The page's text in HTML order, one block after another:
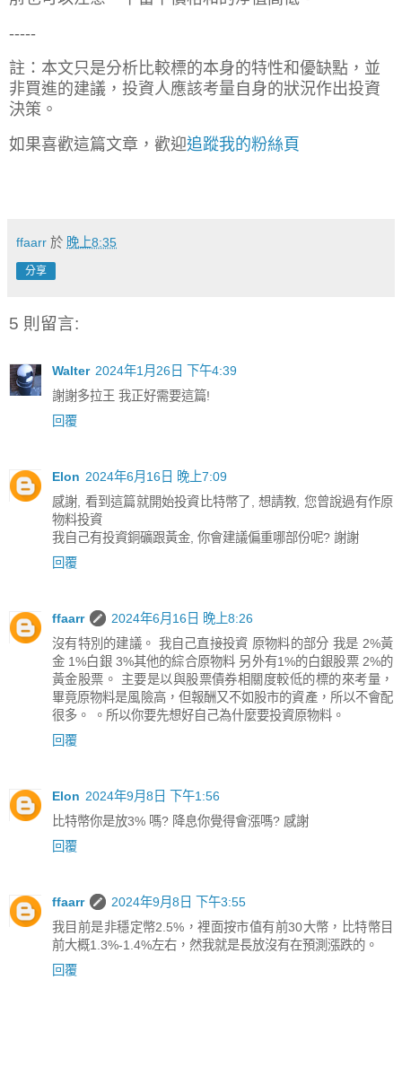
-----
註：本文只是分析比較標的本身的特性和優缺點，並
非買進的建議，投資人應該考量自身的狀況作出投資
決策。
如果喜歡這篇文章，歡迎追蹤我的粉絲頁
ffaarr 於 晚上8:35
分享
5 則留言:
Walter 2024年1月26日 下午4:39
謝謝多拉王 我正好需要這篇!
回覆
Elon 2024年6月16日 晚上7:09
感謝, 看到這篇就開始投資比特幣了, 想請教, 您曾說過有作原
物料投資
我自己有投資銅礦跟黃金, 你會建議偏重哪部份呢? 謝謝
回覆
ffaarr
2024年6月16日 晚上8:26
沒有特別的建議。 我自己直接投資 原物料的部分 我是 2%黃
金 1%白銀 3%其他的綜合原物料 另外有1%的白銀股票 2%的
黃金股票。 主要是以與股票債券相關度較低的標的來考量，
畢竟原物料是風險高，但報酬又不如股市的資產，所以不會配
很多。 。所以你要先想好自己為什麼要投資原物料。
回覆
Elon 2024年9月8日 下午1:56
比特幣你是放3% 嗎? 降息你覺得會漲嗎? 感謝
回覆
ffaarr
2024年9月8日 下午3:55
我目前是非穩定幣2.5%，裡面按市值有前30大幣，比特幣目
前大概1.3%-1.4%左右，然我就是長放沒有在預測漲跌的。
回覆